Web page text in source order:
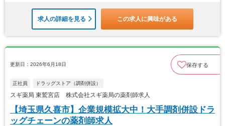
求人の詳細を見る この求人に興味がある
更新日：2026年6月18日 保存する
正社員 ドラッグストア（調剤併設）
スギ薬局 東鷲宮店 株式会社スギ薬局の薬剤師求人
【埼玉県久喜市】企業規模拡大中！大手調剤併設ドラ
ッグチェーンの薬剤師求人